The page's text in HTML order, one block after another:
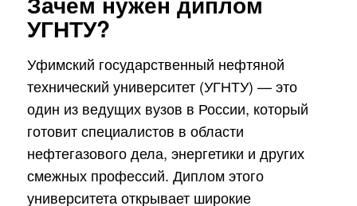
УГНТУ?
Уфимский государственный нефтяной
технический университет (УГНТУ) — это
один из ведущих вузов в России, который
готовит специалистов в области
нефтегазового дела, энергетики и других
смежных профессий. Диплом этого
университета открывает широкие